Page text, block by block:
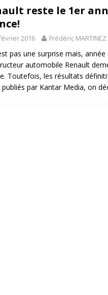
reste le 1er
2016 Frédéric MARTINEZ
pas une surprise mais,
automobile Renault
Toutefois, les résultats
publiés par Kantar Media, on